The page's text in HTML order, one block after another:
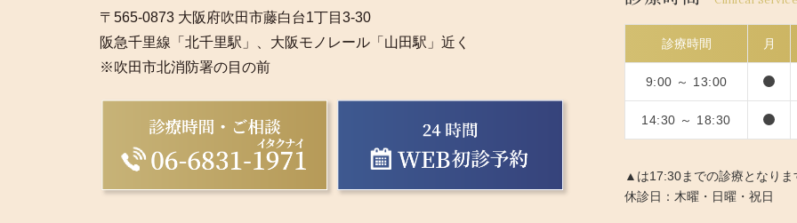
〒565-0873 大阪府吹田市藤白台1丁目3-30
阪急千里線「北千里駅」、大阪モノレール「山田駅」近く
※吹田市北消防署の目の前
診療時間 月
9:00 ～ 13:00
14:30 ～ 18:30
▲は17:30までの診療となりま
休診日：木曜・日曜・祝日